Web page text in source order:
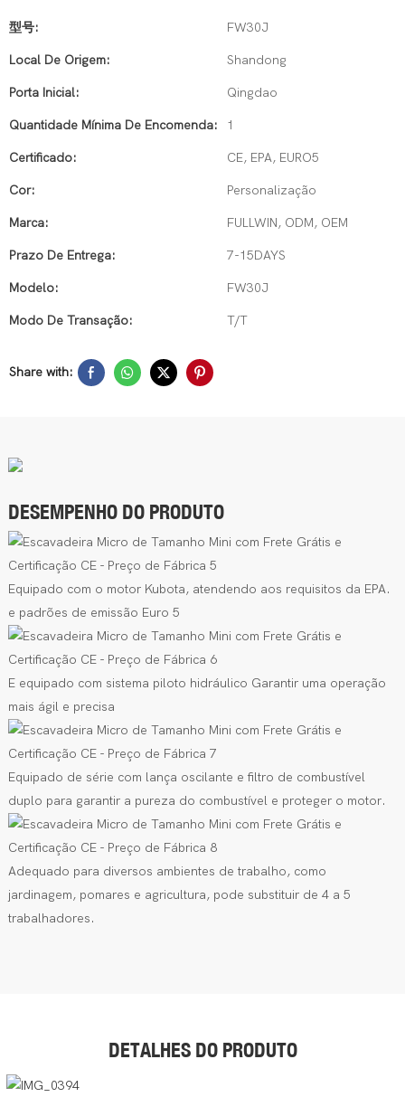
型号: FW30J
Local De Origem: Shandong
Porta Inicial: Qingdao
Quantidade Mínima De Encomenda: 1
Certificado: CE, EPA, EURO5
Cor: Personalização
Marca: FULLWIN, ODM, OEM
Prazo De Entrega: 7-15DAYS
Modelo: FW30J
Modo De Transação: T/T
Share with:
DESEMPENHO DO PRODUTO
Equipado com o motor Kubota, atendendo aos requisitos da EPA.
e padrões de emissão Euro 5
E equipado com sistema piloto hidráulico Garantir uma operação
mais ágil e precisa
Equipado de série com lança oscilante e filtro de combustível
duplo para garantir a pureza do combustível e proteger o motor.
Adequado para diversos ambientes de trabalho, como
jardinagem, pomares e agricultura, pode substituir de 4 a 5
trabalhadores.
DETALHES DO PRODUTO